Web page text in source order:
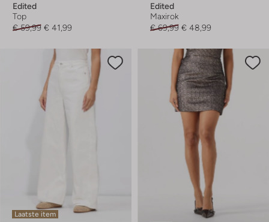
Edited
Top
€ 59,99 € 41,99
Edited
Maxirok
€ 69,99 € 48,99
Laatste item